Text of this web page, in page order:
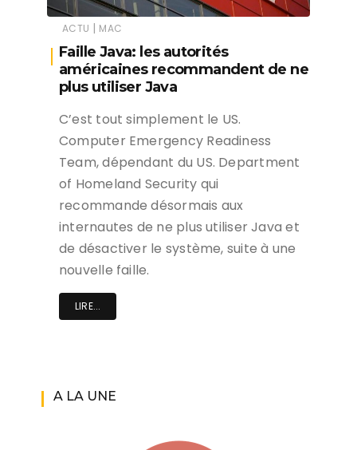
ACTU | MAC
Faille Java: les autorités
américaines recommandent de ne
plus utiliser Java
C’est tout simplement le US.
Computer Emergency Readiness
Team, dépendant du US. Department
of Homeland Security qui
recommande désormais aux
internautes de ne plus utiliser Java et
de désactiver le système, suite à une
nouvelle faille.
LIRE...
A LA UNE